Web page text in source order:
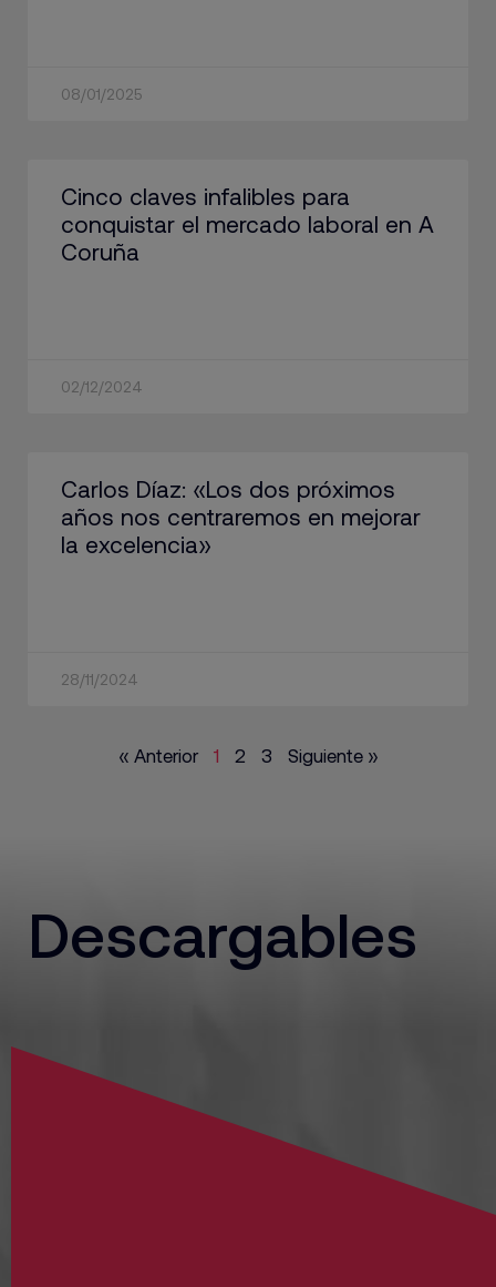
08/01/2025
Cinco claves infalibles para
conquistar el mercado laboral en A
Coruña
02/12/2024
Carlos Díaz: «Los dos próximos
años nos centraremos en mejorar
la excelencia»
28/11/2024
« Anterior 1 2 3 Siguiente »
Descargables